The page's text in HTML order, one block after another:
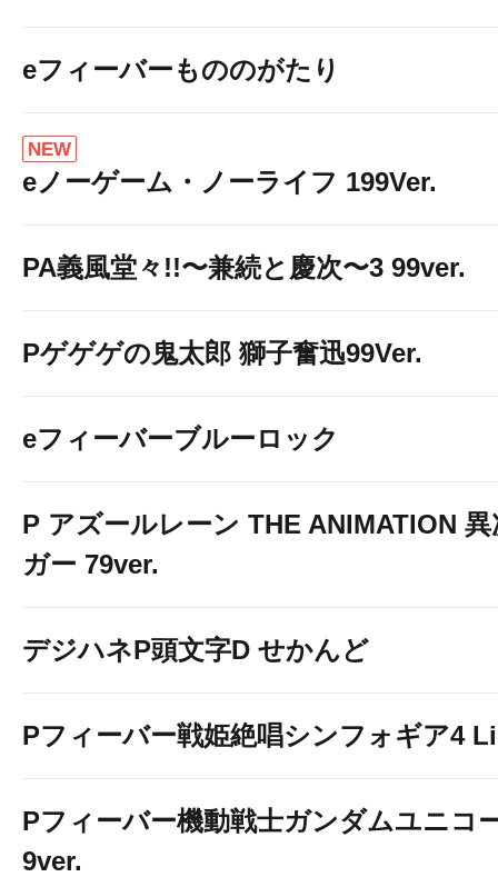
eフィーバーもののがたり
NEW
eノーゲーム・ノーライフ 199Ver.
PA義風堂々!!〜兼続と慶次〜3 99ver.
Pゲゲゲの鬼太郎 獅子奮迅99Ver.
eフィーバーブルーロック
P アズールレーン THE ANIMATION
ガー 79ver.
デジハネP頭文字D せかんど
Pフィーバー戦姫絶唱シンフォギア4
Pフィーバー機動戦士ガンダムユニコ
9ver.